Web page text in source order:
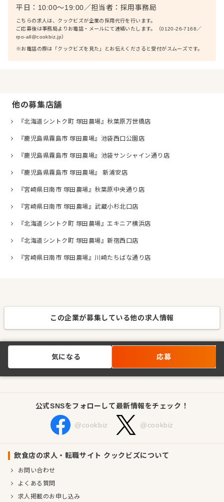
平日：10:00〜19:00／担当者： 採用事務局
こちらの求人は、クックビズが企業の採用代行を行います。
ご応募後は事務局よりお電話・メールにて連絡いたします。（0120-26-7168／
rpo-all@cookbiz.jp）
※お電話の際は「クックビズを見た」とお伝えくださると受付がスムーズです。
他の募集店舗
『北海道シントク町 塚田農場』秋葉原万世橋店
『鹿児島県霧島市 塚田農場』池袋西口公園店
『鹿児島県霧島市 塚田農場』池袋サンシャイン通り店
『鹿児島県霧島市 塚田農場』 新浦安店
『宮崎県日南市 塚田農場』秋葉原中央通り店
『宮崎県日南市 塚田農場』武蔵小杉北口店
『北海道シントク町 塚田農場』エキニア横浜店
『北海道シントク町 塚田農場』新宿西口店
『宮崎県日南市 塚田農場』川崎たちばな通り店
この企業が募集している他の求人情報
気になる 応募
公式SNSをフォローして最新情報をチェック！
@cookbiz @cookbiz
飲食店の求人・転職サイト クックビズについて
お問い合わせ
よくある質問
求人掲載のお申し込み